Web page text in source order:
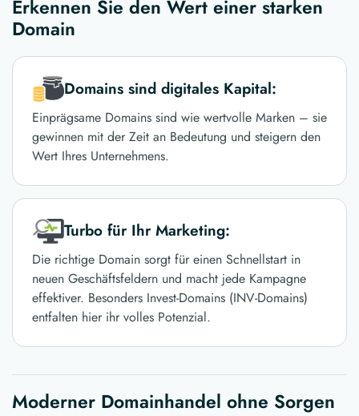
Erkennen Sie den Wert einer starken
Domain
Domains sind digitales Kapital:
Einprägsame Domains sind wie wertvolle Marken – sie
gewinnen mit der Zeit an Bedeutung und steigern den
Wert Ihres Unternehmens.
Turbo für Ihr Marketing:
Die richtige Domain sorgt für einen Schnellstart in
neuen Geschäftsfeldern und macht jede Kampagne
effektiver. Besonders Invest-Domains (INV-Domains)
entfalten hier ihr volles Potenzial.
Moderner Domainhandel ohne Sorgen